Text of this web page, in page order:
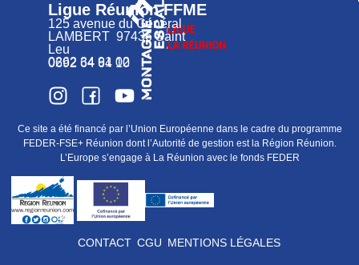
Ligue Réunion FFME
125 avenue du Général
LAMBERT 97436 Saint
Leu
0262 34 91 02
0692 64 64 10
Ce site a été financé par l’Union Européenne dans le cadre du programme
FEDER-FSE+ Réunion dont l’Autorité de gestion est la Région Réunion.
L’Europe s’engage à La Réunion avec le fonds FEDER
CONTACT CGU MENTIONS LÉGALES